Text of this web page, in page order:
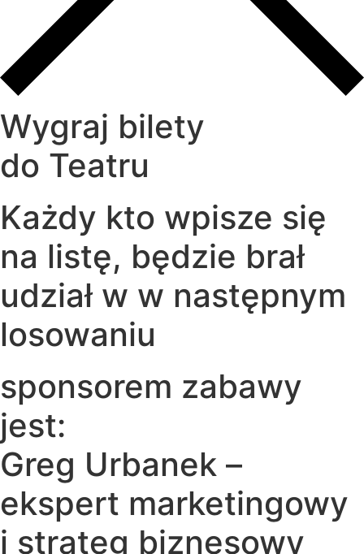
Wygraj bilety
do Teatru
Każdy kto wpisze się
na listę, będzie brał
udział w w następnym
losowaniu
sponsorem zabawy
jest:
Greg Urbanek –
ekspert marketingowy
i strateg biznesowy